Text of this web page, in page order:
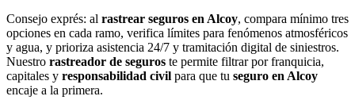
Consejo exprés: al rastrear seguros en Alcoy, compara mínimo tres
opciones en cada ramo, verifica límites para fenómenos atmosféricos
y agua, y prioriza asistencia 24/7 y tramitación digital de siniestros.
Nuestro rastreador de seguros te permite filtrar por franquicia,
capitales y responsabilidad civil para que tu seguro en Alcoy
encaje a la primera.